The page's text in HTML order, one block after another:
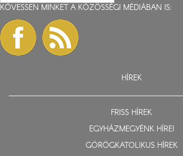
KÖVESSEN MINKET A KÖZÖSSÉGI MÉDIÁBAN IS:
HÍREK
FRISS HÍREK
EGYHÁZMEGYÉNK HÍREI
GÖRÖGKATOLIKUS HÍREK